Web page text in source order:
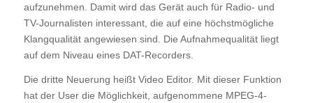
aufzunehmen. Damit wird das Gerät auch für Radio- und
TV-Journalisten interessant, die auf eine höchstmögliche
Klangqualität angewiesen sind. Die Aufnahmequalität liegt
auf dem Niveau eines DAT-Recorders.
Die dritte Neuerung heißt Video Editor. Mit dieser Funktion
hat der User die Möglichkeit, aufgenommene MPEG-4-